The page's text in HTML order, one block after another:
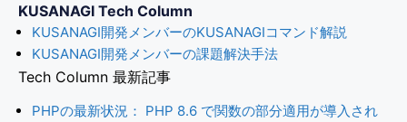
KUSANAGI Tech Column
KUSANAGI開発メンバーのKUSANAGIコマンド解説
KUSANAGI開発メンバーの課題解決手法
Tech Column 最新記事
PHPの最新状況： PHP 8.6 で関数の部分適用が導入され